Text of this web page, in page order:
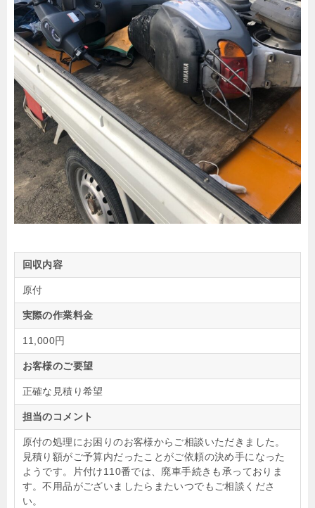
回収内容
原付
実際の作業料金
11,000円
お客様のご要望
正確な見積り希望
担当のコメント
原付の処理にお困りのお客様からご相談いただきました。
見積り額がご予算内だったことがご依頼の決め手になった
ようです。片付け110番では、廃車手続きも承っておりま
す。不用品がございましたらまたいつでもご相談くださ
い。